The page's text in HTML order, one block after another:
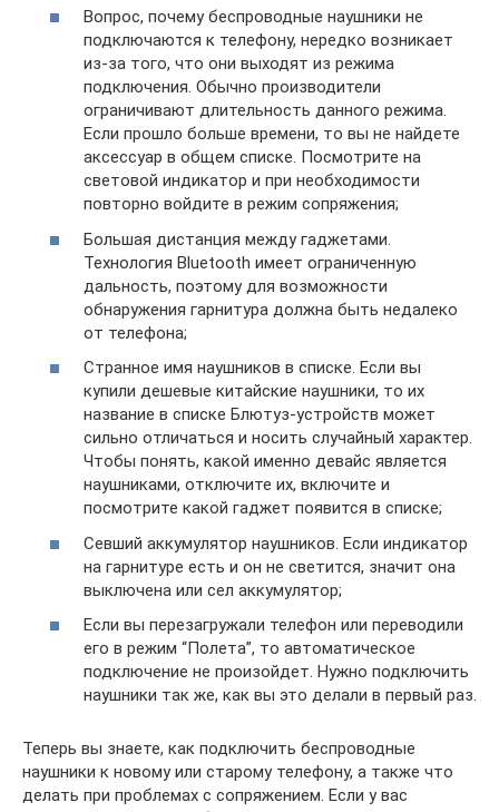
Вопрос, почему беспроводные наушники не
подключаются к телефону, нередко возникает
из-за того, что они выходят из режима
подключения. Обычно производители
ограничивают длительность данного режима.
Если прошло больше времени, то вы не найдете
аксессуар в общем списке. Посмотрите на
световой индикатор и при необходимости
повторно войдите в режим сопряжения;
Большая дистанция между гаджетами.
Технология Bluetooth имеет ограниченную
дальность, поэтому для возможности
обнаружения гарнитура должна быть недалеко
от телефона;
Странное имя наушников в списке. Если вы
купили дешевые китайские наушники, то их
название в списке Блютуз-устройств может
сильно отличаться и носить случайный характер.
Чтобы понять, какой именно девайс является
наушниками, отключите их, включите и
посмотрите какой гаджет появится в списке;
Севший аккумулятор наушников. Если индикатор
на гарнитуре есть и он не светится, значит она
выключена или сел аккумулятор;
Если вы перезагружали телефон или переводили
его в режим “Полета”, то автоматическое
подключение не произойдет. Нужно подключить
наушники так же, как вы это делали в первый раз.
Теперь вы знаете, как подключить беспроводные
наушники к новому или старому телефону, а также что
делать при проблемах с сопряжением. Если у вас